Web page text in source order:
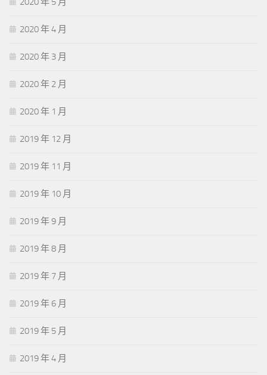
2020 年 4 月
2020 年 3 月
2020 年 2 月
2020 年 1 月
2019 年 12 月
2019 年 11 月
2019 年 10 月
2019 年 9 月
2019 年 8 月
2019 年 7 月
2019 年 6 月
2019 年 5 月
2019 年 4 月